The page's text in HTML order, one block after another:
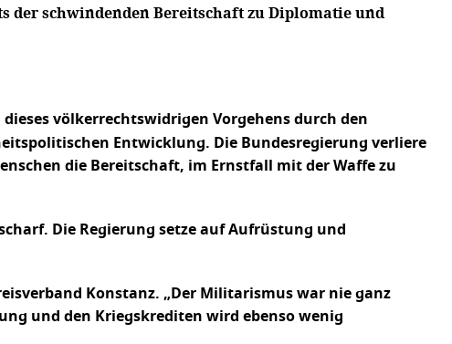
schwindenden Bereitschaft zu Diplomatie und
völkerrechtswidrigen Vorgehens durch den
Entwicklung. Die Bundesregierung verliere
die Bereitschaft, im Ernstfall mit der Waffe zu
Die Regierung setze auf Aufrüstung und
Konstanz. „Der Militarismus war nie ganz
und den Kriegskrediten wird ebenso wenig